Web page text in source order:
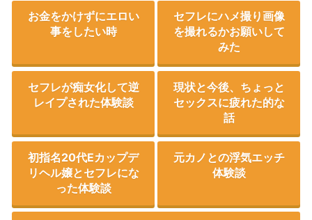
お金をかけずにエロい
事をしたい時
セフレにハメ撮り画像
を撮れるかお願いして
みた
セフレが痴女化して逆
レイプされた体験談
現状と今後、ちょっと
セックスに疲れた的な
話
初指名20代Eカップデ
リヘル嬢とセフレにな
った体験談
元カノとの浮気エッチ
体験談